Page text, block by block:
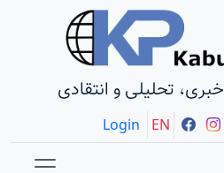
خبری، تحلیلی و انتقادی
Login EN